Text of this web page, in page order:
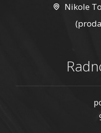
Nikole